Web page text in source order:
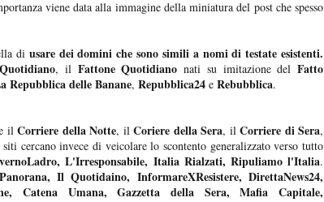
viene data alla immagine della miniatura del post che spesso
di usare dei domini che sono simili a nomi di testate esistenti.
, ilFattone Quotidiano nati su imitazione del Fatto
Repubblica delle Banane, Repubblica24 e Rebubblica.
il Corriere della Notte, il Coriere della Sera, il Corriere di Sera,
cercano invece di veicolare lo scontento generalizzato verso tutto
L'Irresponsabile, Italia Rialzati, Ripuliamo l'Italia.
Il Quotidaino, InformareXResistere, DirettaNews24,
Catena Umana, Gazzetta della Sera, Mafia Capitale,